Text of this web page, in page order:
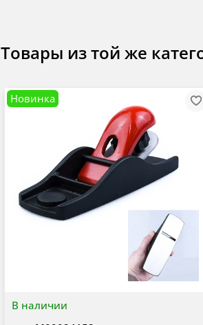
Товары из той же
В наличии
Новинка